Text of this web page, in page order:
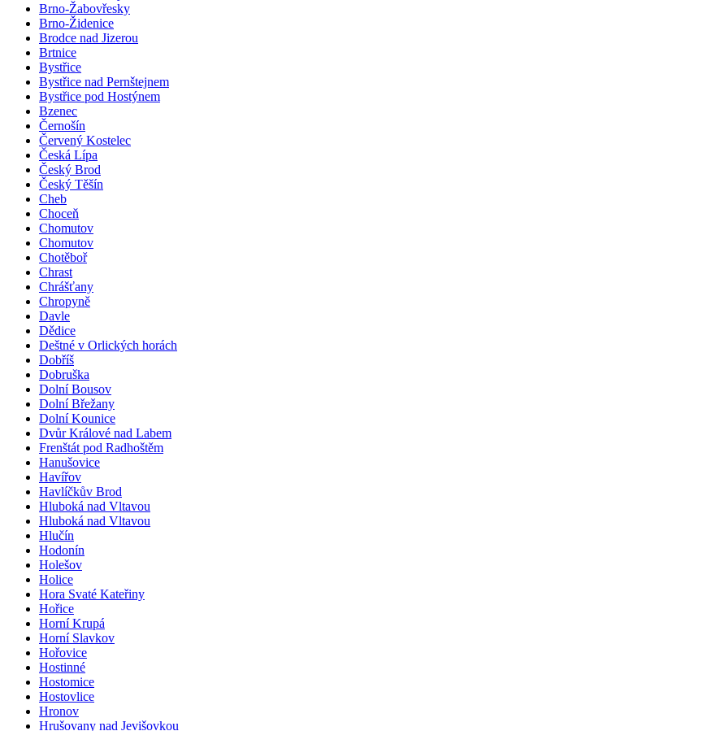
Brno-Žabovřesky
Brno-Židenice
Brodce nad Jizerou
Brtnice
Bystřice
Bystřice nad Pernštejnem
Bystřice pod Hostýnem
Bzenec
Černošín
Červený Kostelec
Česká Lípa
Český Brod
Český Těšín
Cheb
Choceň
Chomutov
Chomutov
Chotěboř
Chrast
Chrášťany
Chropyně
Davle
Dědice
Deštné v Orlických horách
Dobříš
Dobruška
Dolní Bousov
Dolní Břežany
Dolní Kounice
Dvůr Králové nad Labem
Frenštát pod Radhoštěm
Hanušovice
Havířov
Havlíčkův Brod
Hluboká nad Vltavou
Hluboká nad Vltavou
Hlučín
Hodonín
Holešov
Holice
Hora Svaté Kateřiny
Hořice
Horní Krupá
Horní Slavkov
Hořovice
Hostinné
Hostomice
Hostovlice
Hronov
Hrušovany nad Jevišovkou